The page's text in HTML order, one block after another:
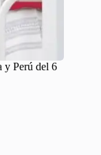
y Perú del 6